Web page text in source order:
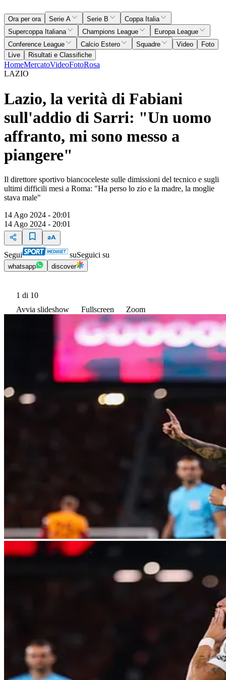
Ora per ora Serie A Serie B
Coppa Italia
Supercoppa Italiana
Champions League
Europa League
Conference League
Calcio Estero Squadre Video
Foto
Live
Risultati e Classifiche
HomeMercatoVideoFotoRosa
LAZIO
Lazio, la verità di Fabiani
sull'addio di Sarri: "Un uomo
affranto, mi sono messo a
piangere"
Il direttore sportivo biancoceleste sulle dimissioni del tecnico e sugli
ultimi difficili mesi a Roma: "Ha perso lo zio e la madre, la moglie
stava male"
14 Ago 2024 - 20:01
14 Ago 2024 - 20:01
Segui suSeguici su
whatsapp discover
1 di 10
Avvia slideshow
Fullscreen Zoom